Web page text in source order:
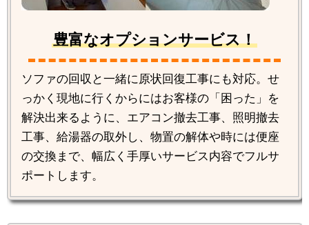
豊富なオプションサービス！
ソファの回収と一緒に原状回復工事にも対応。せ
っかく現地に行くからにはお客様の「困った」を
解決出来るように、エアコン撤去工事、照明撤去
工事、給湯器の取外し、物置の解体や時には便座
の交換まで、幅広く手厚いサービス内容でフルサ
ポートします。